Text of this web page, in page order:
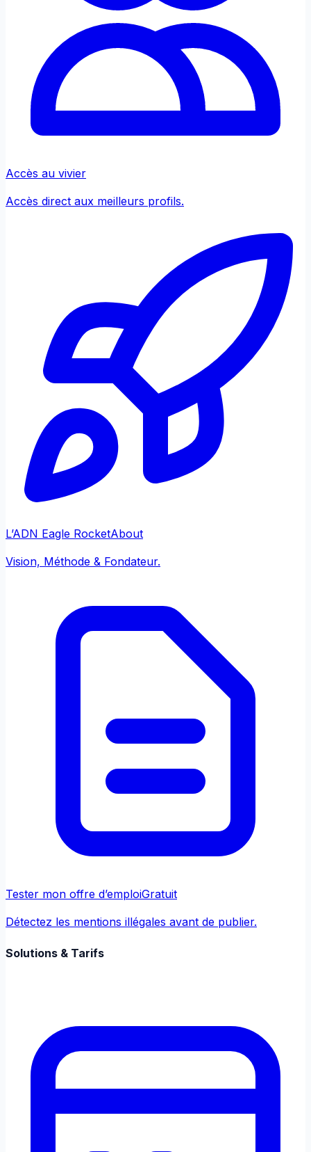
Accès au vivier
Accès direct aux meilleurs profils.
L’ADN Eagle RocketAbout
Vision, Méthode & Fondateur.
Tester mon offre d’emploiGratuit
Détectez les mentions illégales avant de publier.
Solutions & Tarifs